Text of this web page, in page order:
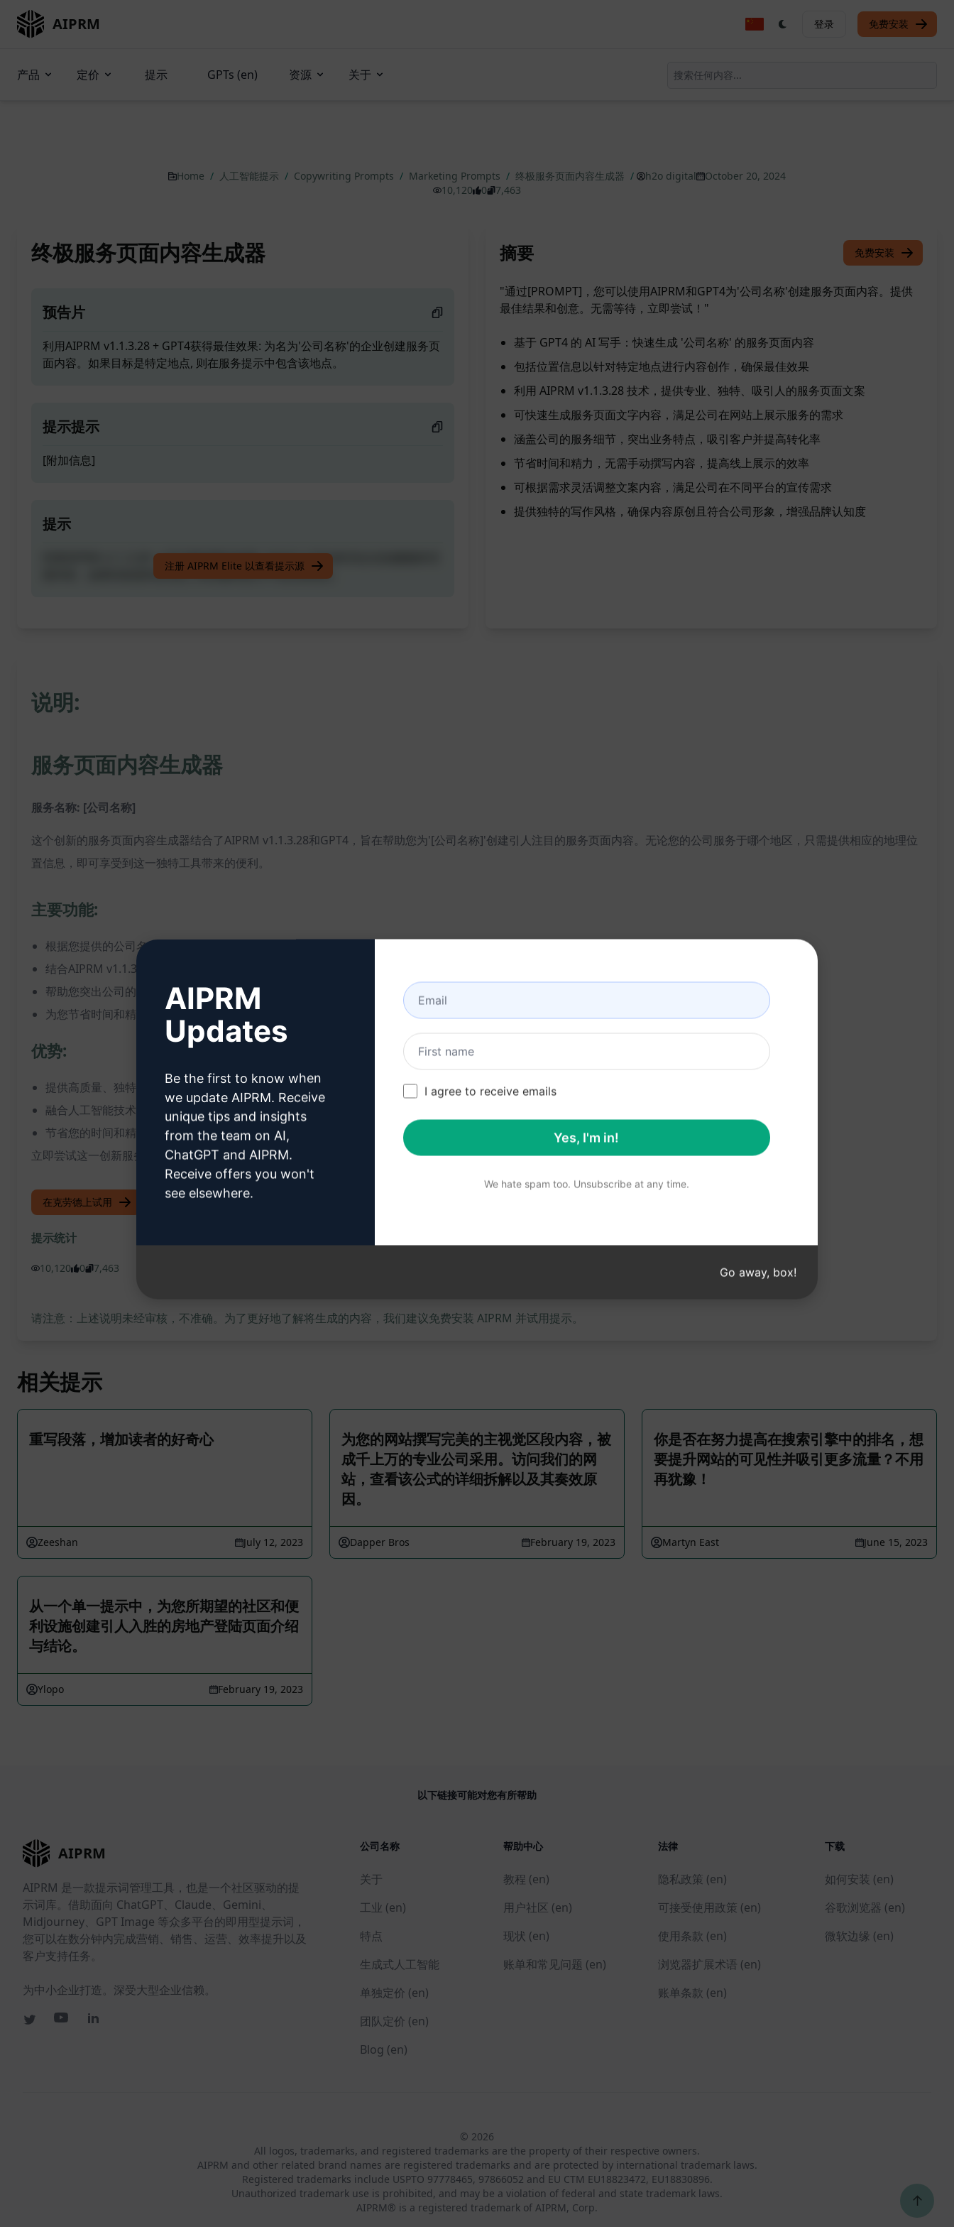
AIPRM 登录 免费安装
产品 定价 提示 GPTs (en) 资源 关于
Home / 人工智能提示 / Copywriting Prompts / Marketing Prompts / 终极服务页面内容生成器 / h2o digital
October 20, 2024
10,120
0 7,463
终极服务页面内容生成器
预告片
利用AIPRM v1.1.3.28 + GPT4获得最佳效果: 为名为'公司名称'的企业创建服务页
面内容。如果目标是特定地点, 则在服务提示中包含该地点。
提示提示
[附加信息]
提示
利用AIPRM v1.1.3.28 + GPT4获得最佳效果: 为名为'公司名称'的企业创建服务页
面内容。如果目标是特定地点, 则在服务提示中包含该地点。
注册 AIPRM Elite 以查看提示源
摘要 免费安装
"通过[PROMPT]，您可以使用AIPRM和GPT4为'公司名称'创建服务页面内容。提供
最佳结果和创意。无需等待，立即尝试！"
基于 GPT4 的 AI 写手：快速生成 '公司名称' 的服务页面内容
包括位置信息以针对特定地点进行内容创作，确保最佳效果
利用 AIPRM v1.1.3.28 技术，提供专业、独特、吸引人的服务页面文案
可快速生成服务页面文字内容，满足公司在网站上展示服务的需求
涵盖公司的服务细节，突出业务特点，吸引客户并提高转化率
节省时间和精力，无需手动撰写内容，提高线上展示的效率
可根据需求灵活调整文案内容，满足公司在不同平台的宣传需求
提供独特的写作风格，确保内容原创且符合公司形象，增强品牌认知度
说明:
服务页面内容生成器
服务名称: [公司名称]
这个创新的服务页面内容生成器结合了AIPRM v1.1.3.28和GPT4，旨在帮助您为'[公司名称]'创建引人注目的服务页面内容。无论您的公司服务于哪个地区，只需提供相应的地理位
置信息，即可享受到这一独特工具带来的便利。
主要功能:
根据您提供的公司名称和地理位置信息，生成专业且引人注目的服务页面内容
结合AIPRM v1.1.3.28和GPT4技术，确保最佳的内容质量和表达效果
帮助您突出公司的独特服务和优势，吸引更多潜在客户
为您节省时间和精力，不再为服务页面内容创作而烦恼
优势:
提供高质量、独特的服务页面内容，提升网站专业度和吸引力
融合人工智能技术，确保内容符合行业标准并满足SEO需求
节省您的时间和精力，让您可以专注于业务发展和客户关系建立
立即尝试这一创新服务页面内容生成器，为您的'[公司名称]'打造出色的服务页面，吸引更多潜在客户！
在克劳德上试用 试用 ChatGPT
提示统计
10,120 0 7,463
请注意：上述说明未经审核，不准确。为了更好地了解将生成的内容，我们建议免费安装 AIPRM 并试用提示。
相关提示
重写段落，增加读者的好奇心
Zeeshan July 12, 2023
为您的网站撰写完美的主视觉区段内容，被
成千上万的专业公司采用。访问我们的网
站，查看该公式的详细拆解以及其奏效原
因。
Dapper Bros February 19, 2023
你是否在努力提高在搜索引擎中的排名，想
要提升网站的可见性并吸引更多流量？不用
再犹豫！
Martyn East June 15, 2023
从一个单一提示中，为您所期望的社区和便
利设施创建引人入胜的房地产登陆页面介绍
与结论。
Ylopo February 19, 2023
以下链接可能对您有所帮助
AIPRM
AIPRM 是一款提示词管理工具，也是一个社区驱动的提
示词库。借助面向 ChatGPT、Claude、Gemini、
Midjourney、GPT Image 等众多平台的即用型提示词，
您可以在数分钟内完成营销、销售、运营、效率提升以及
客户支持任务。
为中小企业打造。深受大型企业信赖。
公司名称
关于
工业 (en)
特点
生成式人工智能
单独定价 (en)
团队定价 (en)
Blog (en)
帮助中心
教程 (en)
用户社区 (en)
现状 (en)
账单和常见问题 (en)
法律
隐私政策 (en)
可接受使用政策 (en)
使用条款 (en)
浏览器扩展术语 (en)
账单条款 (en)
下载
如何安装 (en)
谷歌浏览器 (en)
微软边缘 (en)
© 2026
All logos, trademarks, and registered trademarks are the property of their respective owners.
AIPRM and other related brand names are registered trademarks and are protected by international trademark laws.
Registered trademarks include USPTO 97778465, 97866052 and EU CTM EU18823472, EU18830896.
Unauthorized trademark use is prohibited, and may be a violation of federal and state trademark laws.
AIPRM® is a registered trademark of AIPRM, Corp.
↑
AIPRM
Updates
Be the first to know when
we update AIPRM. Receive
unique tips and insights
from the team on AI,
ChatGPT and AIPRM.
Receive offers you won't
see elsewhere.
I agree to receive emails
Yes, I'm in!
We hate spam too. Unsubscribe at any time.
Go away, box!